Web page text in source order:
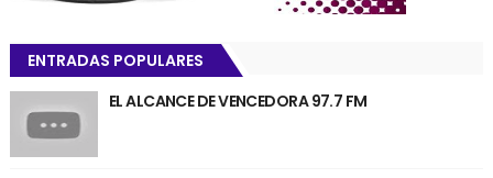
ENTRADAS POPULARES
EL ALCANCE DE VENCEDORA 97.7 FM